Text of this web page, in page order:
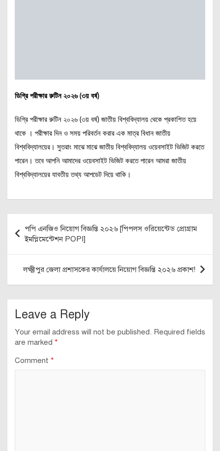
ডিগ্রি পরীক্ষার রুটিন ২০২৬ (৩য় বর্ষ)
ডিগ্রি পরীক্ষার রুটিন ২০২৬ (৩য় বর্ষ) জাতীয় বিশ্ববিদ্যালয় থেকে প্রকাশিত হয়ে
থাকে । পরীক্ষার দিন ও সময় পরিবর্তন করার এক মাত্র বিধান জাতীয়
বিশ্ববিদ্যালয়ের। সুতরাং মাঝে মাঝে জাতীয় বিশ্ববিদ্যালয় ওয়েবসাইট ভিজিট করতে
পারেন। তবে আপনি আমাদের ওয়েবসাইট ভিজিট করতে পারেন আমরা জাতীয়
বিশ্ববিদ্যালয়ের যাবতীয় তথ্য আপডেট দিয়ে থাকি।
Post
navigation
পপি এনজিও নিয়োগ বিজ্ঞপ্তি ২০২৬ [পিপলস ওরিয়েন্টেড প্রোগ্রাম
ইমপ্লিমেন্টেশন POPI]
লক্ষ্মীপুর জেলা প্রশাসকের কার্যালয়ে নিয়োগ বিজ্ঞপ্তি ২০২৬ প্রকাশ!
Leave a Reply
Your email address will not be published. Required fields
are marked *
Comment *